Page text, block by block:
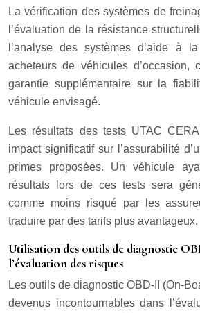
La vérification des systèmes de
l’évaluation de la résistance
l’analyse des systèmes d’aide à
acheteurs de véhicules d’occasion,
garantie supplémentaire sur la
véhicule envisagé.
Les résultats des tests UTAC
impact significatif sur l’assurabilité
primes proposées. Un véhicule
résultats lors de ces tests sera
comme moins risqué par les
traduire par des tarifs plus avantageux.
Utilisation des outils de diagnostic
l’évaluation des risques
Les outils de diagnostic OBD-II (On-
devenus incontournables dans